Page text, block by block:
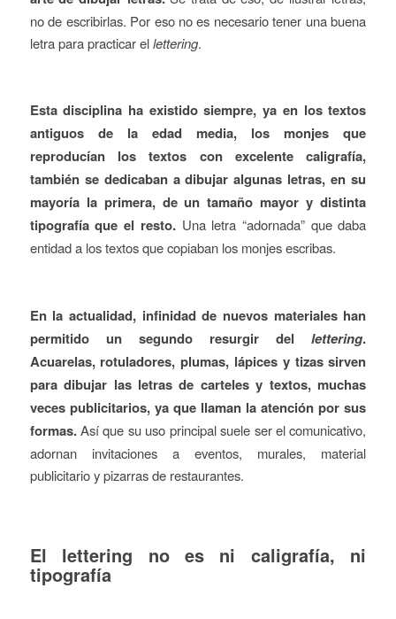
no de escribirlas. Por eso no es necesario tener una buena
letra para practicar ellettering.
Esta disciplina ha existido siempre, ya en los textos
antiguos de la edad media, los monjes que
reproducían los textos con excelente caligrafía,
también se dedicaban a dibujar algunas letras, en su
mayoría la primera, de un tamaño mayor y distinta
tipografía que el resto.Una letra “adornada” que daba
entidad a los textos que copiaban los monjes escribas.
En la actualidad, infinidad de nuevos materiales han
permitido un segundo resurgir dellettering.
Acuarelas, rotuladores, plumas, lápices y tizas sirven
para dibujar las letras de carteles y textos, muchas
veces publicitarios, ya que llaman la atención por sus
formas.Así que su uso principal suele ser el comunicativo,
adornan invitaciones a eventos, murales, material
publicitario y pizarras de restaurantes.
El lettering no es ni caligrafía, ni
tipografía